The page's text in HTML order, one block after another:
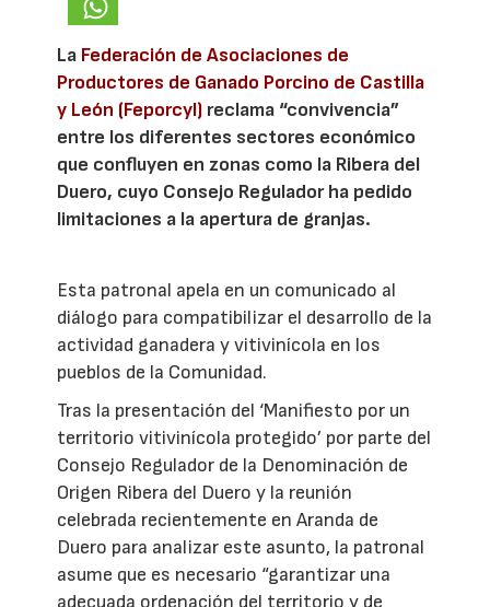
La Federación de Asociaciones de
Productores de Ganado Porcino de Castilla
y León (Feporcyl) reclama “convivencia”
entre los diferentes sectores económico
que confluyen en zonas como la Ribera del
Duero, cuyo Consejo Regulador ha pedido
limitaciones a la apertura de granjas.
Esta patronal apela en un comunicado al
diálogo para compatibilizar el desarrollo de la
actividad ganadera y vitivinícola en los
pueblos de la Comunidad.
Tras la presentación del ‘Manifiesto por un
territorio vitivinícola protegido’ por parte del
Consejo Regulador de la Denominación de
Origen Ribera del Duero y la reunión
celebrada recientemente en Aranda de
Duero para analizar este asunto, la patronal
asume que es necesario “garantizar una